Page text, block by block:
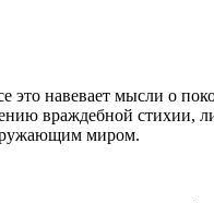
навевает мысли о
враждебной стихии,
миром.